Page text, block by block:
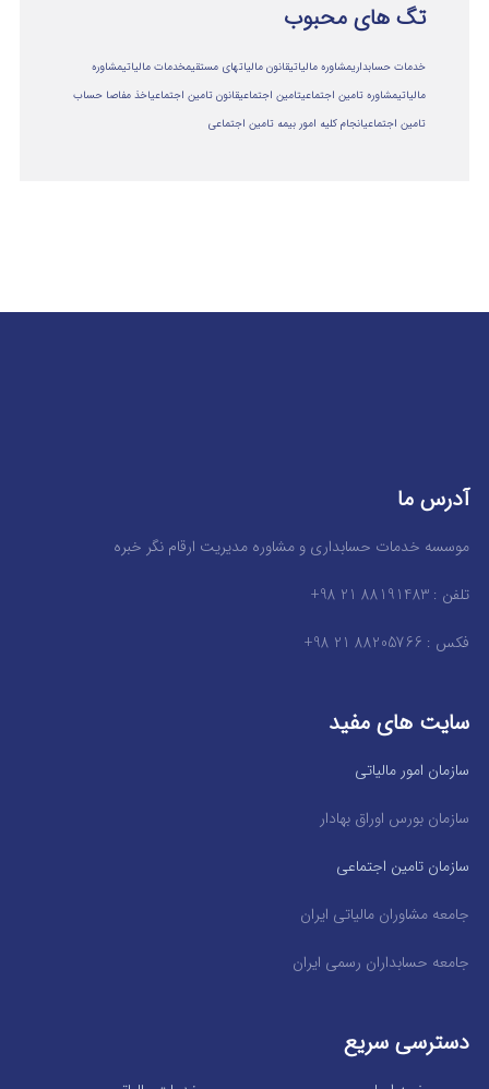
تگ های محبوب
خدمات حسابداریمشاوره مالیاتیقانون مالیاتهای مستقیمخدمات مالیاتیمشاوره
مالياتيمشاوره تامین اجتماعیتامین اجتماعیقانون تامین اجتماعیاخذ مفاصا حساب
تامین اجتماعیانجام کلیه امور بیمه تامین اجتماعی
آدرس ما
موسسه خدمات حسابداری و مشاوره مدیریت ارقام نگر خبره
تلفن : 88191483 21 98+
فکس : 88205766 21 98+
سایت های مفید
سازمان امور مالیاتی
سازمان بورس اوراق بهادار
سازمان تامین اجتماعی
جامعه مشاوران مالیاتی ایران
جامعه حسابداران رسمی ایران
دسترسی سریع